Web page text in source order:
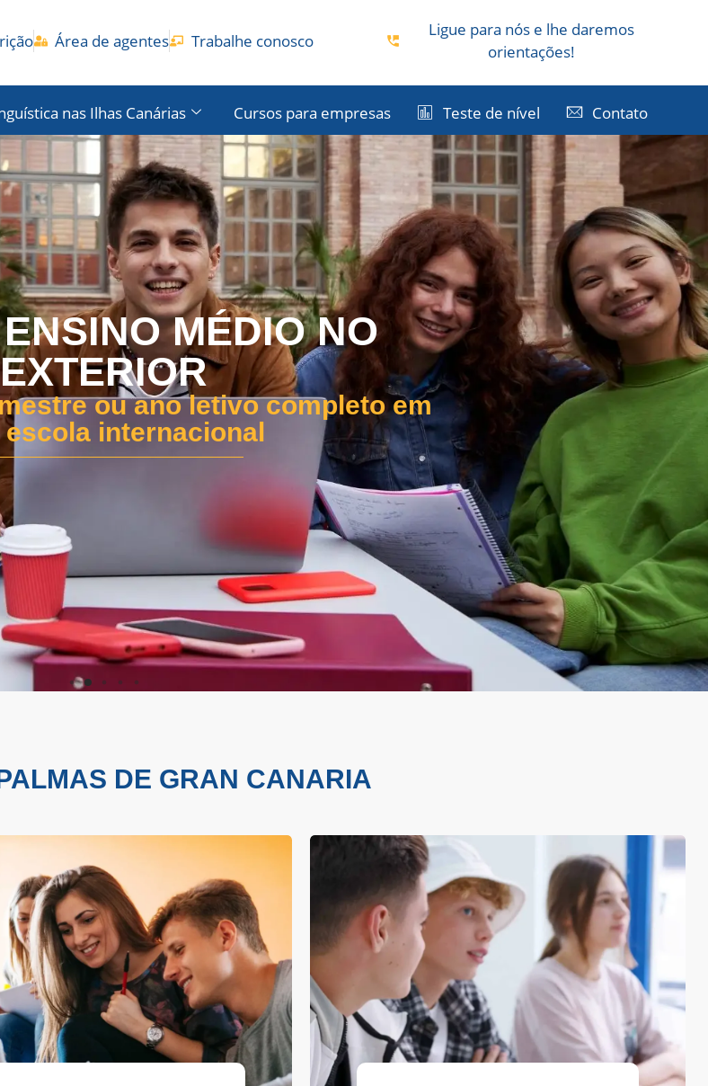
Área de agentes Trabalhe conosco
Ligue para nós e lhe daremos
orientações!
nas Ilhas Canárias Cursos para empresas Teste de nível Contato
MÉDIO EM GRAN
CANARIA
semestre ou um ano letivo no
paraíso!
TODAS AS INFORMAÇÕES AQUI
DE GRAN CANARIA